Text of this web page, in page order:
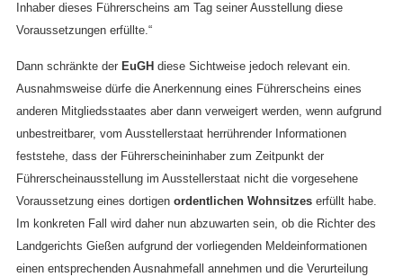
Inhaber dieses Führerscheins am Tag seiner Ausstellung diese
Voraussetzungen erfüllte.“
Dann schränkte der EuGH diese Sichtweise jedoch relevant ein.
Ausnahmsweise dürfe die Anerkennung eines Führerscheins eines
anderen Mitgliedsstaates aber dann verweigert werden, wenn aufgrund
unbestreitbarer, vom Ausstellerstaat herrührender Informationen
feststehe, dass der Führerscheininhaber zum Zeitpunkt der
Führerscheinausstellung im Ausstellerstaat nicht die vorgesehene
Voraussetzung eines dortigenordentlichen Wohnsitzes erfüllt habe.
Im konkreten Fall wird daher nun abzuwarten sein, ob die Richter des
Landgerichts Gießen aufgrund der vorliegenden Meldeinformationen
einen entsprechenden Ausnahmefall annehmen und die Verurteilung